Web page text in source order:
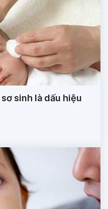
sinh là dấu hiệu